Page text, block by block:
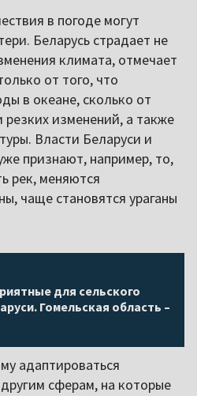
в погоде могут
Беларусь страдает не
климата, отмечает
от того, что
в океане, сколько от
резких изменений, а также
Власти Беларуси и
признают, например, то,
рек, меняются
чаще становятся ураганы
для сельского
Гомельская область –
адаптироваться
сферам, на которые